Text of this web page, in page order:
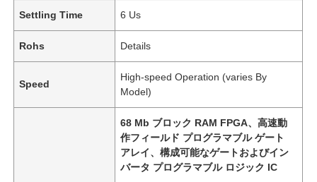
Settling Time 6 Us
Rohs Details
Speed
High-speed Operation (varies By
Model)
68 Mb ブロック RAM FPGA、高速動
作フィールド プログラマブル ゲート
アレイ、構成可能なゲートおよびイン
バータ プログラマブル ロジック IC